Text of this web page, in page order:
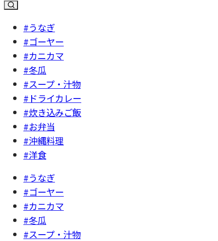
#うなぎ
#ゴーヤー
#カニカマ
#冬瓜
#スープ・汁物
#ドライカレー
#炊き込みご飯
#お弁当
#沖縄料理
#洋食
#うなぎ
#ゴーヤー
#カニカマ
#冬瓜
#スープ・汁物